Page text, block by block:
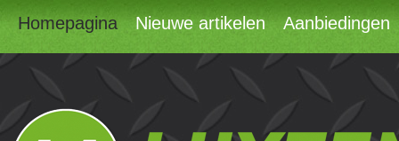
Homepagina Nieuwe artikelen Aanbiedingen